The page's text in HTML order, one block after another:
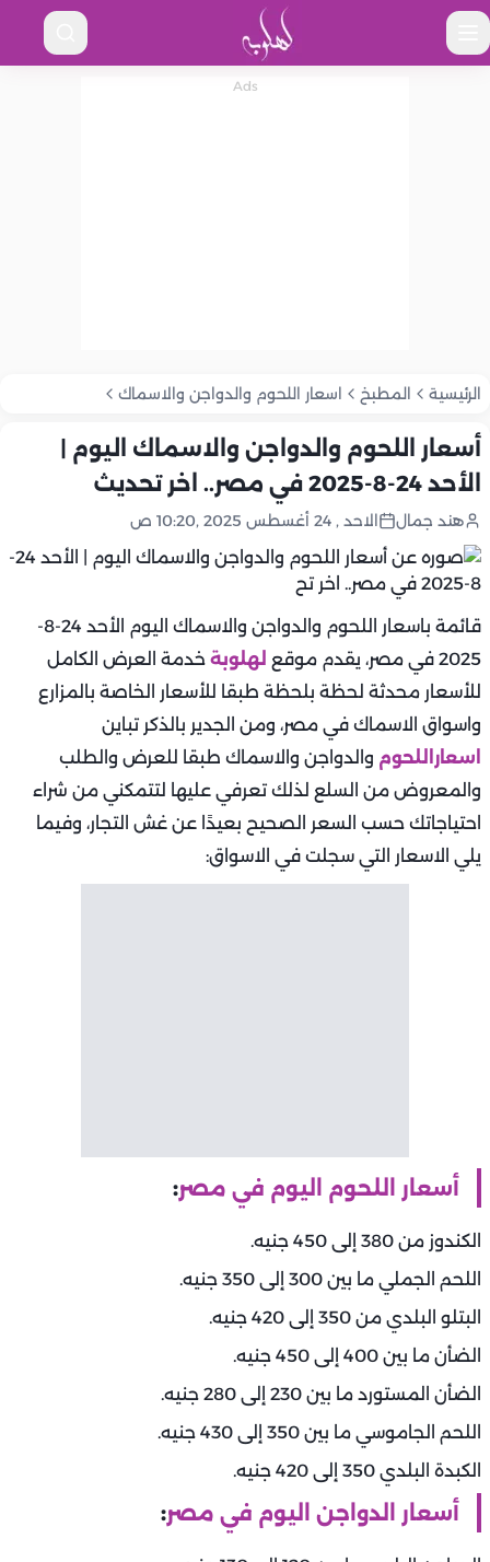
الرئيسية المطبخ اسعار اللحوم والدواجن والاسماك
أسعار اللحوم والدواجن والاسماك اليوم |
الأحد 24-8-2025 في مصر.. اخر تحديث
هند جمال الاحد , 24 أغسطس 2025 ,10:20 ص
قائمة باسعار اللحوم والدواجن والاسماك اليوم الأحد 24-8-
2025 في مصر، يقدم موقع
لهلوبة خدمة العرض الكامل
للأسعار محدثة لحظة بلحظة طبقا للأسعار الخاصة بالمزارع
واسواق الاسماك في مصر، ومن الجدير بالذكر تباين
اسعاراللحوم والدواجن والاسماك طبقا للعرض والطلب
والمعروض من السلع لذلك تعرفي عليها لتتمكني من شراء
احتياجاتك حسب السعر الصحيح بعيدًا عن غش التجار، وفيما
يلي الاسعار التي سجلت في الاسواق:
أسعار اللحوم اليوم في مصر:
الكندوز من 380 إلى 450 جنيه.
اللحم الجملي ما بين 300 إلى 350 جنيه.
البتلو البلدي من 350 إلى 420 جنيه.
الضأن ما بين 400 إلى 450 جنيه.
الضأن المستورد ما بين 230 إلى 280 جنيه.
اللحم الجاموسي ما بين 350 إلى 430 جنيه.
الكبدة البلدي 350 إلى 420 جنيه.
أسعار الدواجن اليوم في مصر: